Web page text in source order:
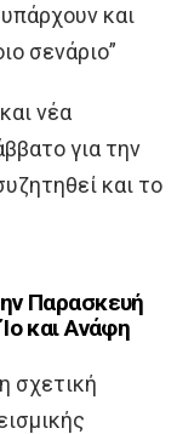
και
σενάριο”
νέα
για την
και το
Παρασκευή
και Ανάφη
σχετική